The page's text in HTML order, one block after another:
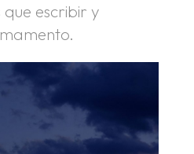
escribir y